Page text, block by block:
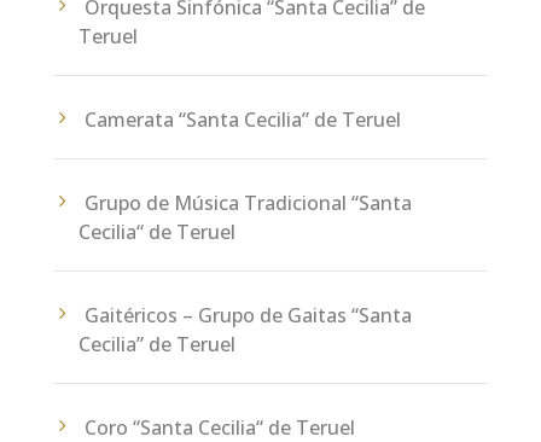
Orquesta Sinfónica “Santa Cecilia” de
Teruel
Camerata “Santa Cecilia” de Teruel
Grupo de Música Tradicional “Santa
Cecilia“ de Teruel
Gaitéricos – Grupo de Gaitas “Santa
Cecilia” de Teruel
Coro “Santa Cecilia“ de Teruel